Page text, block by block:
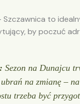
Szczawnica to
by poczuć
Sezon na Dunajcu
na zmianę –
trzeba być